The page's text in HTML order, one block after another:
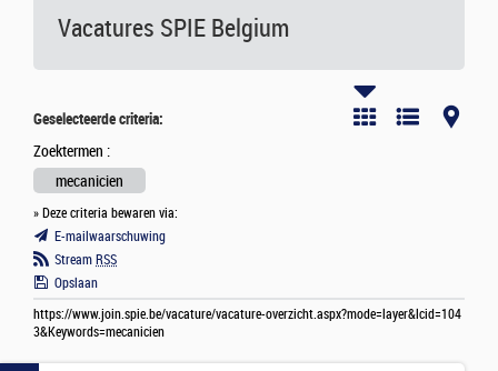
Vacatures SPIE Belgium
Geselecteerde criteria:
Zoektermen :
mecanicien
» Deze criteria bewaren via:
E-mailwaarschuwing
Stream RSS
Opslaan
https://www.join.spie.be/vacature/vacature-overzicht.aspx?mode=layer&lcid=104
3&Keywords=mecanicien